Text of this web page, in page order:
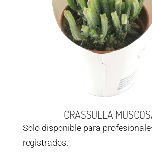
CRASSULLA
Solo disponible para
registrados.